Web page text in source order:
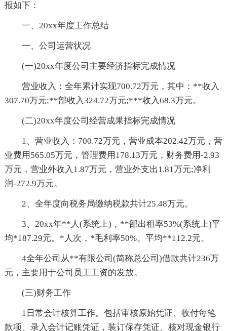
报如下：
一、20xx年度工作总结
一、公司运营状况
(一)20xx年度公司主要经济指标完成情况
营业收入：全年累计实现700.72万元，其中：**收入
307.70万元;**部收入324.72万元;***收入68.3万元。
(二)20xx年度公司经营成果指标完成情况
1、营业收入：700.72万元，营业成本202.42万元，营
业费用565.05万元，管理费用178.13万元，财务费用-2.93
万元，营业外收入1.87万元，营业外支出1.81万元;净利
润-272.9万元。
2、全年度向税务局缴纳税款共计25.48万元。
3、20xx年**人(系统上)，**部出租率53%(系统上)平
均*187.29元。*人次，*毛利率50%。平均**112.2元。
4全年公司从**有限公司(简称总公司)借款共计236万
元，主要用于公司员工工资的发放。
(三)财务工作
1日常会计核算工作。包括审核原始凭证、收付每笔
款项、录入会计记账凭证，装订保存凭证、核对现金银行